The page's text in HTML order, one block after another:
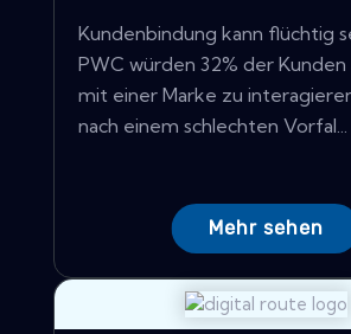
Kundenbindung kann flüchtig
PWC würden 32% der
mit einer Marke zu
nach einem schlechten Vorfal...
Mehr sehen